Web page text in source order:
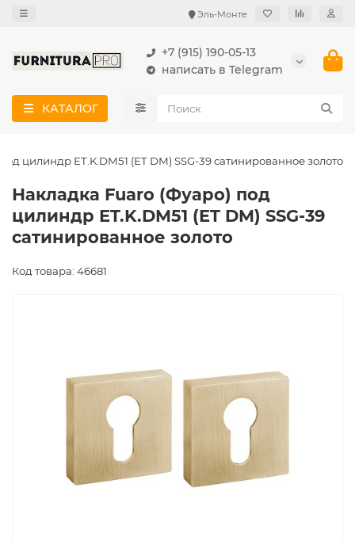
Эль-Монте
+7 (915) 190-05-13
написать в Telegram
КАТАЛОГ
цилиндр ET.K.DM51 (ET DM) SSG-39 сатинированное золото
Накладка Fuaro (Фуаро) под
цилиндр ET.K.DM51 (ET DM) SSG-39
сатинированное золото
Код товара: 46681